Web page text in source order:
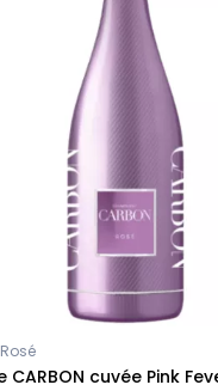
cuvée Pink